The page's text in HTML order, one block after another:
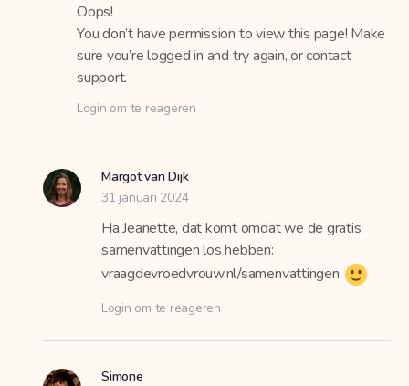
Oops!
You don’t have permission to view this page! Make
sure you’re logged in and try again, or contact
support.
Login om te reageren
Margot van Dijk
31 januari 2024
Ha Jeanette, dat komt omdat we de gratis
samenvattingen los hebben:
vraagdevroedvrouw.nl/samenvattingen
Login om te reageren
Simone